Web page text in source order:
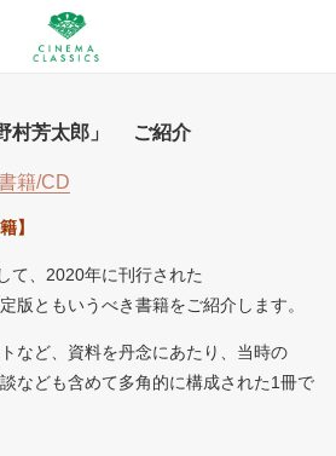
野村芳太郎」 ご紹介
籍/CD
】
て、2020年に刊行された
版ともいうべき書籍をご紹介します。
など、資料を丹念にあたり、当時の
なども含めて多角的に構成された1冊で